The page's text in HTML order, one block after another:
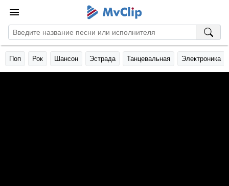
Поп Рок Шансон Эстрада Танцевальная Электроника